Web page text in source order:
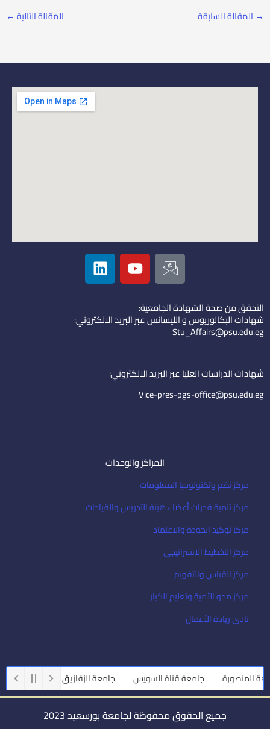
→ المقالة السابقة المقالة التالية ←
I
c
o
n
-
e
i
l
Y
o
u
u
b
L
i
n
e
d
التحقق من صحة الشهادة الجامعية:
شهادات البكالوريوس و الليسانس عبر البريد الالكتروني:
Stu_Affairs@psu.edu.eg
شهادات الدراسات العليا عبر البريد الالكتروني:
Vice-pres-pgs-office@psu.edu.eg
المراكز والوحدات
مركز نظم وتكنولوجيا المعلومات
مركز تنمية قدرات أعضاء هيئة التدريس والقيادات
مركز توكيد الجودة والاعتماد
مركز التخطيط الاستراتيجى
مركز القياس والتقويم
مركز محو الأمية وتعليم الكبار
نادى ريادة الأعمال
المنصورة جامعة قناة السويس جامعة الزقازيق جامعة أسيوط
جميع الحقوق محفوظة لجامعة بورسعيد 2023